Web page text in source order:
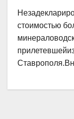
стоимостью